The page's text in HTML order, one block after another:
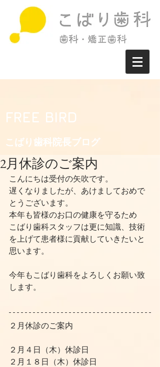
FREE BIRD
こばり歯科院長ブログ​
2月休診のご案内
こんにちは受付の矢吹です。
遅くなりましたが、あけましておめで
とうございます。
本年も皆様のお口の健康を守るため
こばり歯科スタッフは更に知識、技術
を上げて患者様に貢献していきたいと
思います。
今年もこばり歯科をよろしくお願い致
します。
２月休診のご案内
２月４日（木）休診日
２月１８日（木）休診日